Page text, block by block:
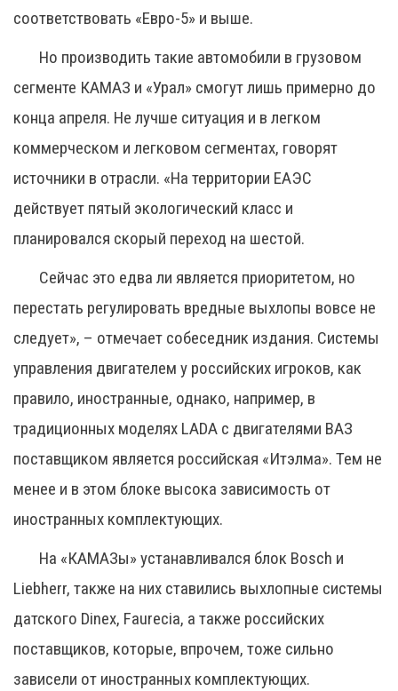
соответствовать «Евро-5» и выше.
Но производить такие автомобили в грузовом
сегменте КАМАЗ и «Урал» смогут лишь примерно до
конца апреля. Не лучше ситуация и в легком
коммерческом и легковом сегментах, говорят
источники в отрасли. «На территории ЕАЭС
действует пятый экологический класс и
планировался скорый переход на шестой.
Сейчас это едва ли является приоритетом, но
перестать регулировать вредные выхлопы вовсе не
следует», – отмечает собеседник издания. Системы
управления двигателем у российских игроков, как
правило, иностранные, однако, например, в
традиционных моделях LADA с двигателями ВАЗ
поставщиком является российская «Итэлма». Тем не
менее и в этом блоке высока зависимость от
иностранных комплектующих.
На «КАМАЗы» устанавливался блок Bosch и
Liebherr, также на них ставились выхлопные системы
датского Dinex, Faurecia, а также российских
поставщиков, которые, впрочем, тоже сильно
зависели от иностранных комплектующих.